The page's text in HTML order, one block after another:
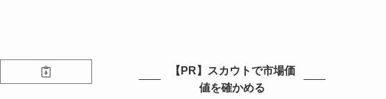
【PR】スカウトで市場価
値を確かめる